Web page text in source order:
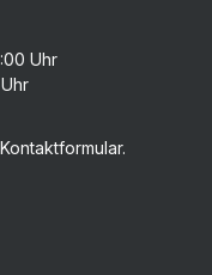
Uhr
Kontaktformular.